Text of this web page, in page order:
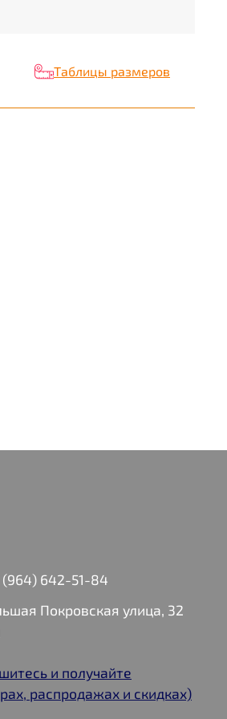
перепадов
Таблицы размеров
(964) 642-51-84
Покровская улица, 32
и получайте
распродажах и скидках)